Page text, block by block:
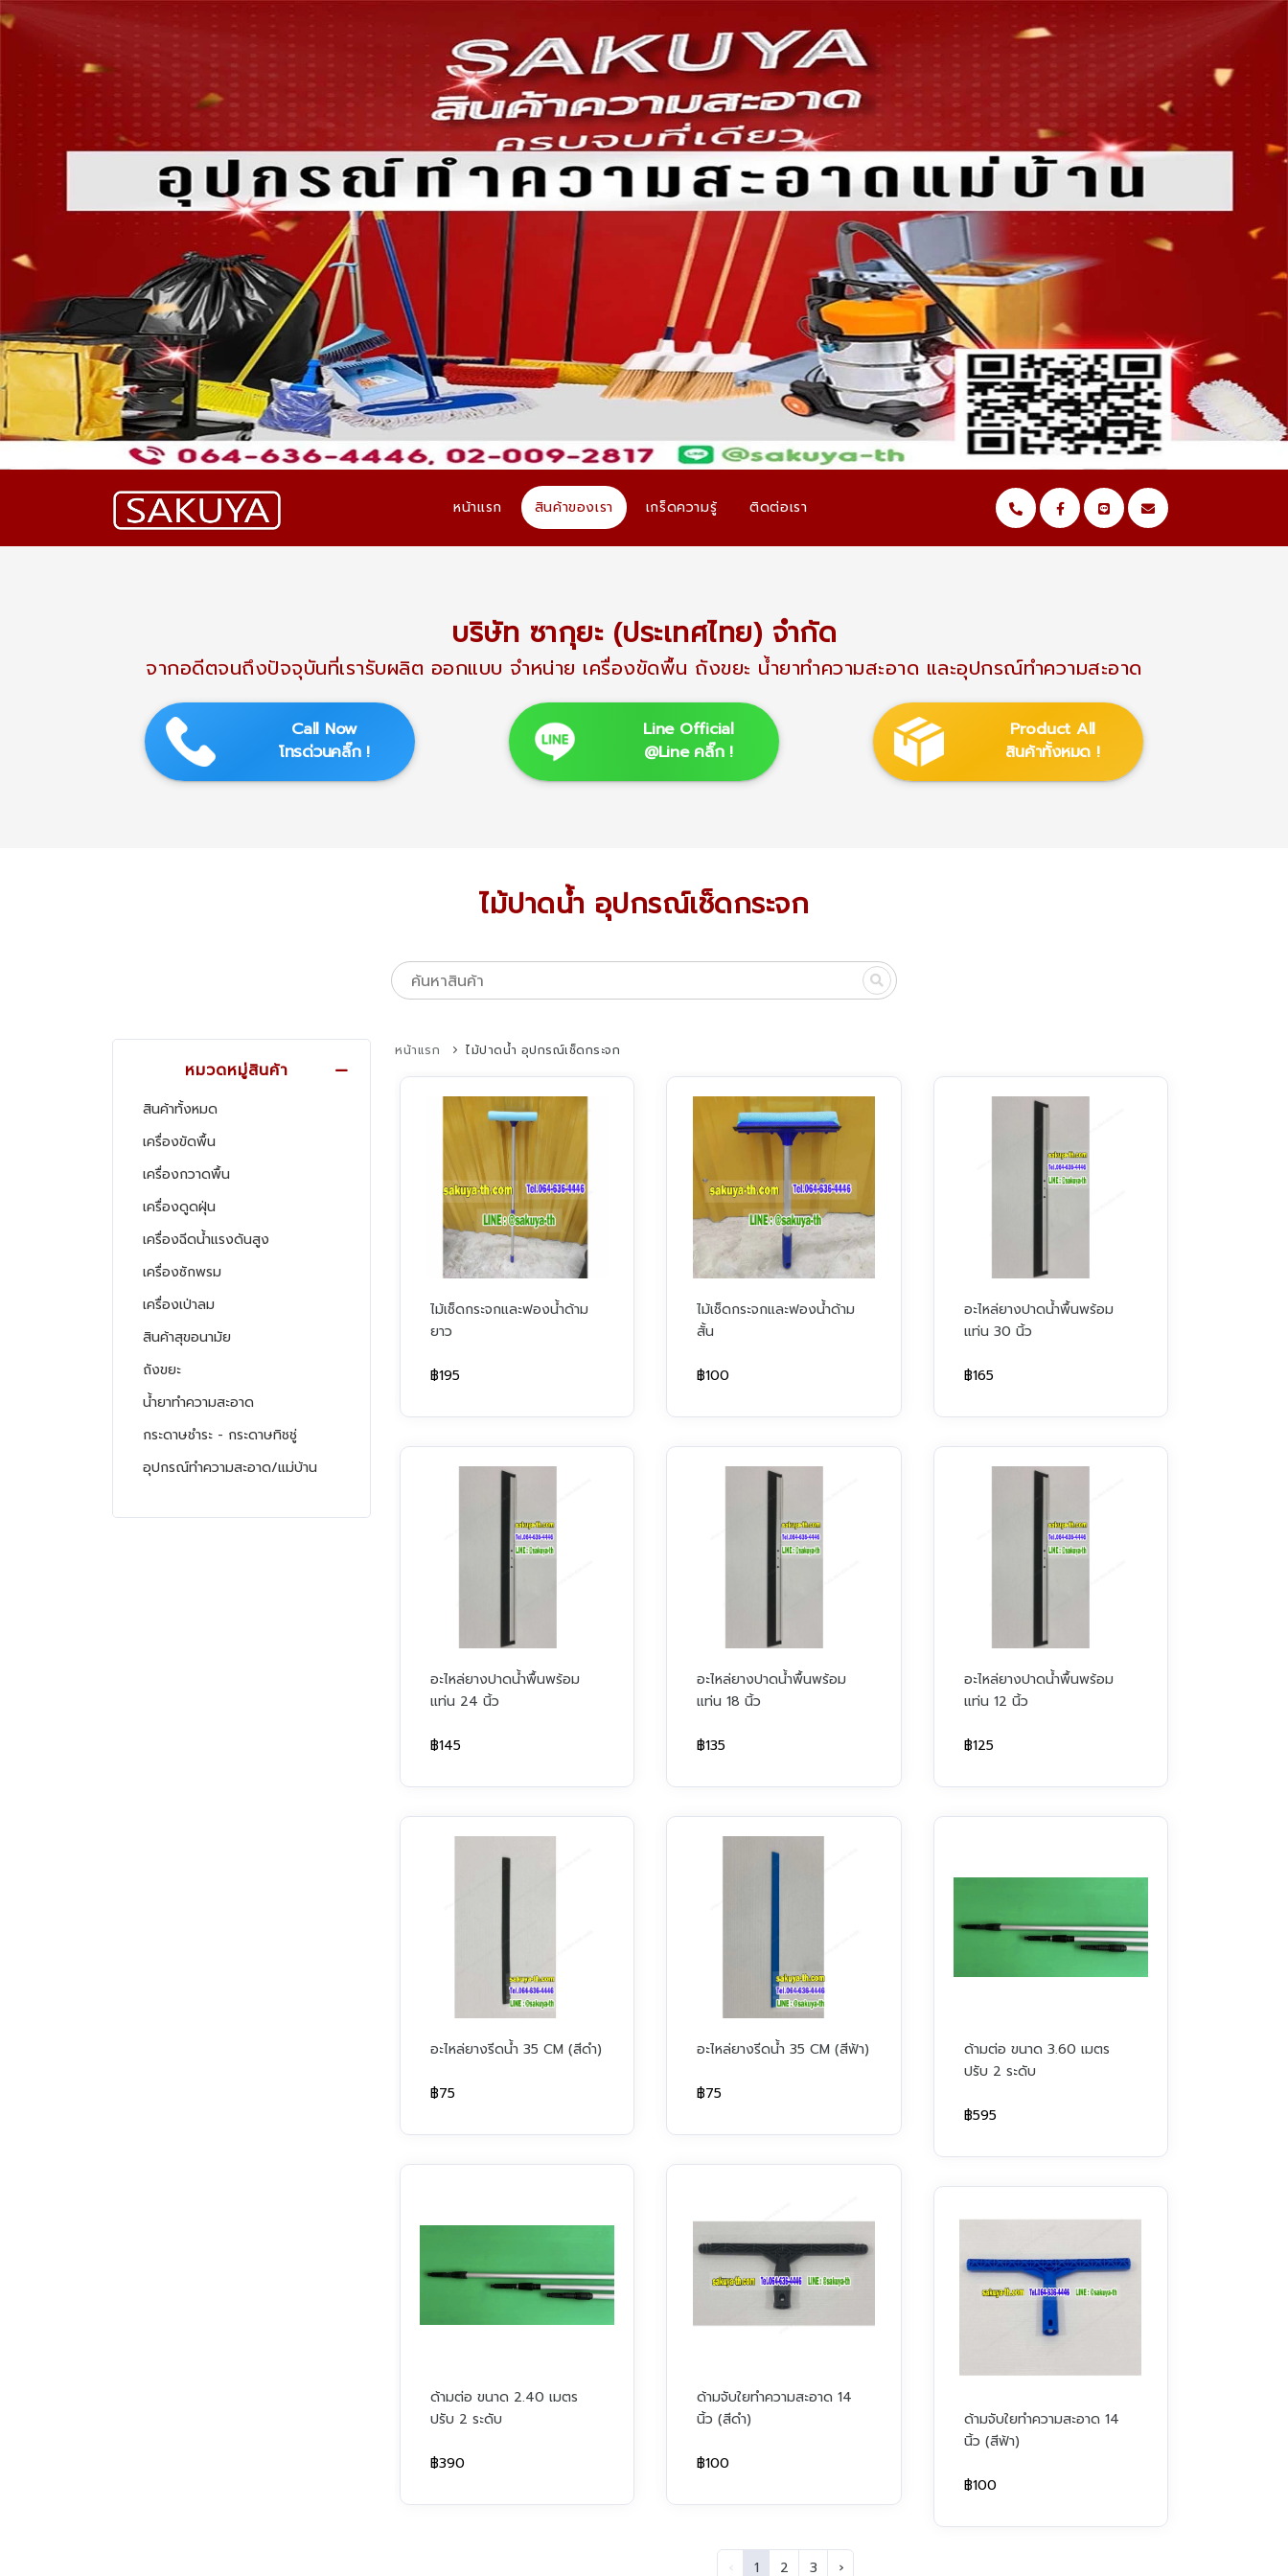
หน้าแรก สินค้าของเรา เกร็ดความรู้ ติดต่อเรา
บริษัท ซากุยะ (ประเทศไทย) จำกัด
จากอดีตจนถึงปัจจุบันที่เรารับผลิต ออกแบบ จำหน่าย เครื่องขัดพื้น ถังขยะ นํ้ายาทำความสะอาด และอุปกรณ์ทำความสะอาด
Call Now
โทรด่วนคลิ๊ก !
Line Official
@Line คลิ๊ก !
Product All
สินค้าทั้งหมด !
ไม้ปาดน้ำ อุปกรณ์เช็ดกระจก
หน้าแรก ไม้ปาดน้ำ อุปกรณ์เช็ดกระจก
ไม้เช็ดกระจกและฟองน้ำด้าม
ยาว
฿195
ไม้เช็ดกระจกและฟองน้ำด้าม
สั้น
฿100
อะไหล่ยางปาดน้ำพื้นพร้อม
แท่น 30 นิ้ว
฿165
อะไหล่ยางปาดน้ำพื้นพร้อม
แท่น 24 นิ้ว
฿145
อะไหล่ยางปาดน้ำพื้นพร้อม
แท่น 18 นิ้ว
฿135
อะไหล่ยางปาดน้ำพื้นพร้อม
แท่น 12 นิ้ว
฿125
อะไหล่ยางรีดน้ำ 35 CM (สีดำ)
฿75
อะไหล่ยางรีดน้ำ 35 CM (สีฟ้า)
฿75
ด้ามต่อ ขนาด 3.60 เมตร
ปรับ 2 ระดับ
฿595
ด้ามต่อ ขนาด 2.40 เมตร
ปรับ 2 ระดับ
฿390
ด้ามจับใยทำความสะอาด 14
นิ้ว (สีดำ)
฿100
ด้ามจับใยทำความสะอาด 14
นิ้ว (สีฟ้า)
฿100
‹ 1 2 3 ›
หมวดหมู่สินค้า
สินค้าทั้งหมด
เครื่องขัดพื้น
เครื่องกวาดพื้น
เครื่องดูดฝุ่น
เครื่องฉีดน้ำแรงดันสูง
เครื่องซักพรม
เครื่องเป่าลม
สินค้าสุขอนามัย
ถังขยะ
น้ำยาทำความสะอาด
กระดาษชำระ - กระดาษทิชชู่
อุปกรณ์ทำความสะอาด/แม่บ้าน